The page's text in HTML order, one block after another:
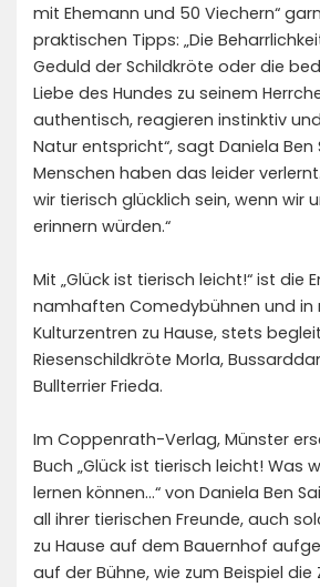
mit Ehemann und 50 Viechern“
praktischen Tipps: „Die
Geduld der Schildkröte oder die
Liebe des Hundes zu seinem
authentisch, reagieren instinktiv
Natur entspricht“, sagt Daniela Ben
Menschen haben das leider
wir tierisch glücklich sein, wenn wir
erinnern würden.“
Mit „Glück ist tierisch leicht!“ ist die
namhaften Comedybühnen und in
Kulturzentren zu Hause, stets
Riesenschildkröte Morla,
Bullterrier Frieda.
Im Coppenrath-Verlag, Münster
Buch „Glück ist tierisch leicht! Was
lernen können…“ von Daniela Ben
all ihrer tierischen Freunde, auch
zu Hause auf dem Bauernhof
auf der Bühne, wie zum Beispiel die